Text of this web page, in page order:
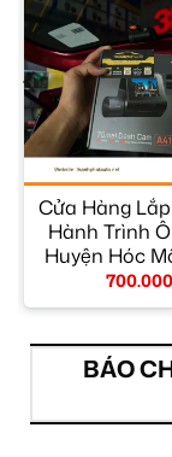
Cửa Hàng
Hành Trình
Huyện Hóc
Tốt
700.000
BÁO